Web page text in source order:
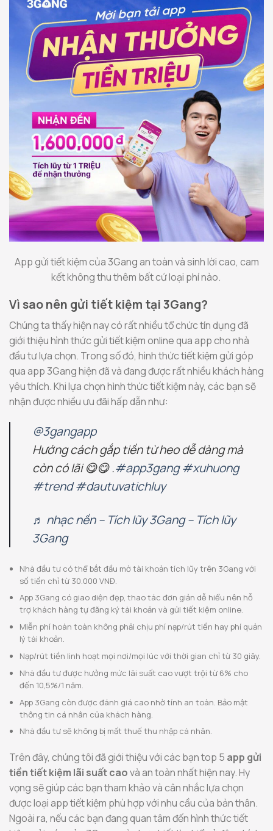
App gửi tiết kiệm của 3Gang an toàn và sinh lời cao, cam
kết không thu thêm bất cứ loại phí nào.
Vì sao nên gửi tiết kiệm tại 3Gang?
Chúng ta thấy hiện nay có rất nhiều tổ chức tín dụng đã
giới thiệu hình thức gửi tiết kiệm online qua app cho nhà
đầu tư lựa chọn. Trong số đó, hình thức tiết kiệm gửi góp
qua app 3Gang hiện đã và đang được rất nhiều khách hàng
yêu thích. Khi lựa chọn hình thức tiết kiệm này, các bạn sẽ
nhận được nhiều ưu đãi hấp dẫn như:
@3gangapp
Hướng cách gắp tiền từ heo dễ dàng mà
còn có lãi 😋😋 .#app3gang #xuhuong
#trend #dautuvatichluy
♬ nhạc nền – Tích lũy 3Gang – Tích lũy
3Gang
Nhà đầu tư có thể bắt đầu mở tài khoản tích lũy trên 3Gang với
số tiền chỉ từ 30.000 VNĐ.
App 3Gang có giao diện đẹp, thao tác đơn giản dễ hiểu nên hỗ
trợ khách hàng tự đăng ký tài khoản và gửi tiết kiệm online.
Miễn phí hoàn toàn không phải chịu phí nạp/rút tiền hay phí quản
lý tài khoản.
Nạp/rút tiền linh hoạt mọi nơi/mọi lúc với thời gian chỉ từ 30 giây.
Nhà đầu tư được hưởng mức lãi suất cao vượt trội từ 6% cho
đến 10,5%/1 năm.
App 3Gang còn được đánh giá cao nhờ tính an toàn. Bảo mật
thông tin cá nhân của khách hàng.
Nhà đầu tư sẽ không bị mất thuế thu nhập cá nhân.
Trên đây, chúng tôi đã giới thiệu với các bạn top 5 app gửi
tiền tiết kiệm lãi suất caovà an toàn nhất hiện nay. Hy
vọng sẽ giúp các bạn tham khảo và cân nhắc lựa chọn
được loại app tiết kiệm phù hợp với nhu cầu của bản thân.
Ngoài ra, nếu các bạn đang quan tâm đến hình thức tiết